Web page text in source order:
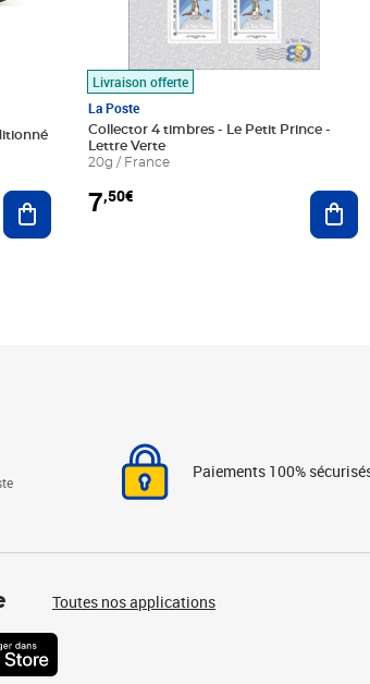
Ajouter au panier
Livraison offerte
La Poste
Collector 4 timbres - Le Petit Prince -
Lettre Verte
20g / France
7,50€
Paiements 100%
Toutes nos applications